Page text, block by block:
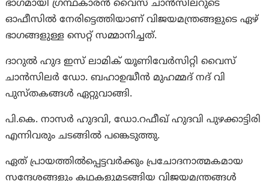
ഭാഗമായി ഗ്രന്ഥകാരന്‍ വൈസ് ചാന്‍സിലറുടെ
ഓഫീസില്‍ നേരിട്ടെത്തിയാണ് വിജയമന്ത്രങ്ങളുടെ ഏഴ്
ഭാഗങ്ങളുള്ള സെറ്റ് സമ്മാനിച്ചത്.
ദാറുല്‍ ഹുദ ഇസ് ലാമിക് യൂണിവേര്‍സിറ്റി വൈസ്
ചാന്‍സിലര്‍ ഡോ. ബഹാഉദ്ധീന്‍ മുഹമ്മദ് നദ് വി
പുസ്തകങ്ങള്‍ ഏറ്റുവാങ്ങി.
പി.കെ. നാസര്‍ ഹുദവി, ഡോ.റഫീഖ് ഹുദവി പുഴക്കാട്ടിരി
എന്നിവരും ചടങ്ങില്‍ പങ്കെടുത്തു.
ഏത് പ്രായത്തില്‍പ്പെട്ടവര്‍ക്കും പ്രചോദനാത്മകമായ
സന്ദേശങ്ങളും കഥകളുമടങ്ങിയ വിജയമന്ത്രങ്ങള്‍